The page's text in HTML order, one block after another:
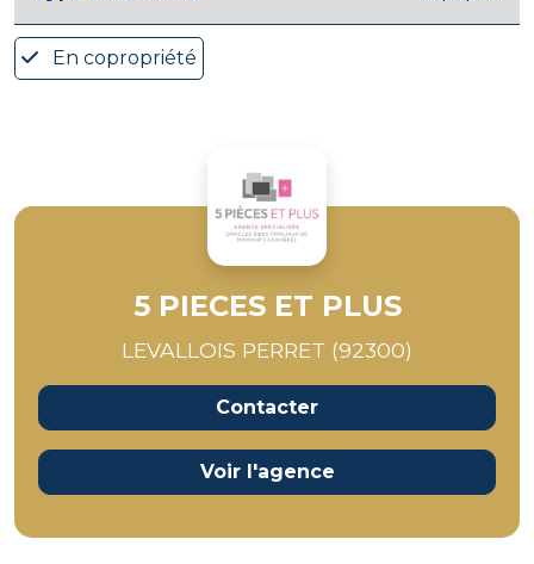
En copropriété
5 PIECES ET PLUS
LEVALLOIS PERRET (92300)
Contacter
Voir l'agence